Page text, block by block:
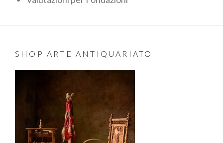
SHOP ARTE ANTIQUARIATO